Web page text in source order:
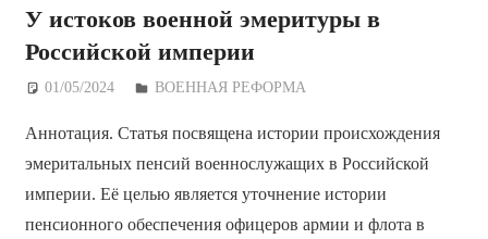
У истоков военной эмеритуры в
Российской империи
01/05/2024 Дежурный по Редакции
ВОЕННАЯ РЕФОРМА
Аннотация. Статья посвящена истории происхождения
эмеритальных пенсий военнослужащих в Российской
империи. Её целью является уточнение истории
пенсионного обеспечения офицеров армии и флота в